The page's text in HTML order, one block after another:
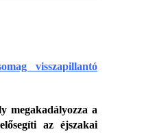
visszapillantó
megakadályozza a
az éjszakai